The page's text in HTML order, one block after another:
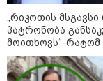
„რიკოთის
პატრონობა
მოითხოვს“-რატომ
პატრონობისთვის